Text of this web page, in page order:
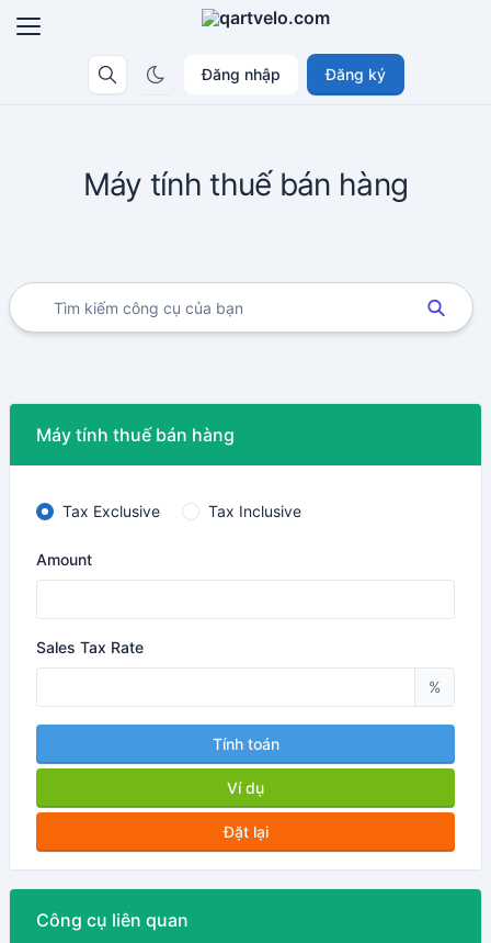
Đăng nhập Đăng ký
Máy tính thuế bán hàng
Máy tính thuế bán hàng
Tax Exclusive Tax Inclusive
Amount
Sales Tax Rate
%
Tính toán
Ví dụ
Đặt lại
Công cụ liên quan